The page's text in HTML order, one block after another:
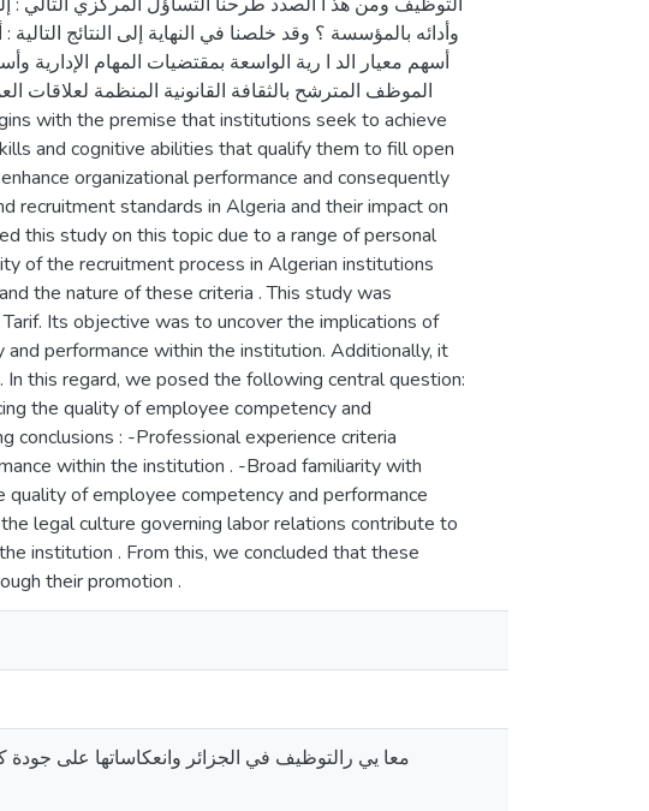
وأدائه بالمؤسسة ؟ وقد خلصنا في النهاية إلى النتائج
أسهم معيار الد ا رية الواسعة بمقتضيات المهام
الموظف المترشح بالثقافة القانونية المنظمة
and cognitive abilities that qualify them to fill open
organizational performance and consequently
recruitment standards in Algeria and their impact on
this study on this topic due to a range of personal
of the recruitment process in Algerian institutions
the nature of these criteria . This study was
Its objective was to uncover the implications of
performance within the institution. Additionally, it
this regard, we posed the following central question:
the quality of employee competency and
: -Professional experience criteria
within the institution . -Broad familiarity with
of employee competency and performance
legal culture governing labor relations contribute to
institution . From this, we concluded that these
their promotion .
معا يي رالتوظيف في الجزائر وانعكاساتها على